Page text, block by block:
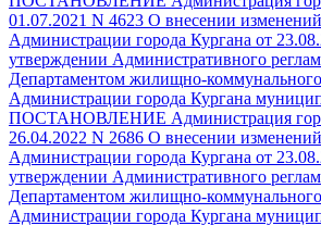
01.07.2021 N 4623 О внесении
Администрации города Кургана от
утверждении Административного
Департаментом жилищно-коммунального
Администрации города Кургана
ПОСТАНОВЛЕНИЕ Администрация
26.04.2022 N 2686 О внесении
Администрации города Кургана от
утверждении Административного
Департаментом жилищно-коммунального
Администрации города Кургана